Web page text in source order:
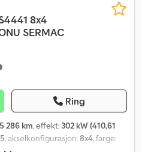
8x4
SERMAC
Ring
286 km, effekt: 302 kW (410,61
, akselkonfigurasjon:8x4, farge: